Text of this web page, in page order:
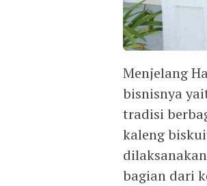
Menjelang
bisnisnya
tradisi
kaleng
bagian dari